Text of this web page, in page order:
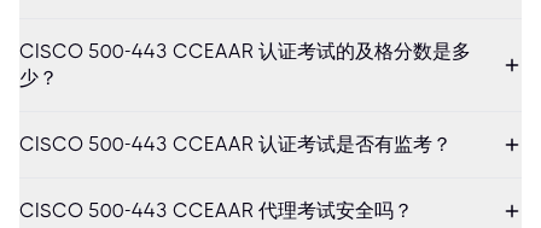
CISCO 500-443 CCEAAR 认证考试的及格分数是多
少？
CISCO 500-443 CCEAAR 认证考试是否有监考？
CISCO 500-443 CCEAAR 代理考试安全吗？